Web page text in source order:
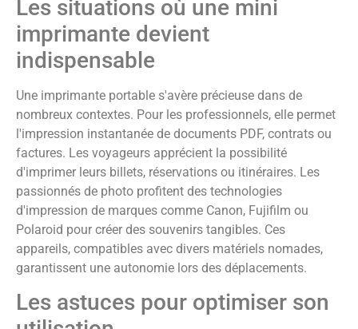
Les situations où une mini
imprimante devient
indispensable
Une imprimante portable s'avère précieuse dans de
nombreux contextes. Pour les professionnels, elle permet
l'impression instantanée de documents PDF, contrats ou
factures. Les voyageurs apprécient la possibilité
d'imprimer leurs billets, réservations ou itinéraires. Les
passionnés de photo profitent des technologies
d'impression de marques comme Canon, Fujifilm ou
Polaroid pour créer des souvenirs tangibles. Ces
appareils, compatibles avec divers matériels nomades,
garantissent une autonomie lors des déplacements.
Les astuces pour optimiser son